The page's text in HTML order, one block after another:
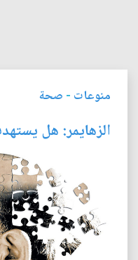
منوعات - صحة
الزهايمر: هل